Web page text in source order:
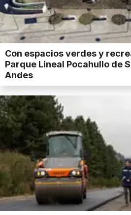
Con espacios verdes y
Parque Lineal Pocahullo de
Andes